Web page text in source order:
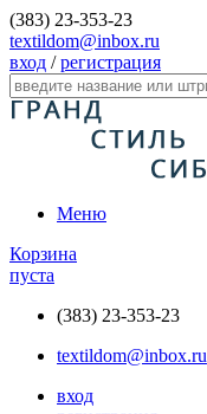
(383) 23-353-23
textildom@inbox.ru
вход /регистрация
Меню
Корзина
пуста
(383) 23-353-23
textildom@inbox.ru
вход